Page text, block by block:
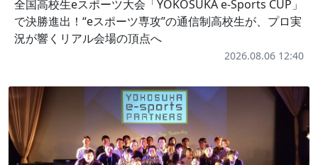
全国高校生eスポーツ大会「YOKOSUKA e-Sports CUP」
で決勝進出！“eスポーツ専攻”の通信制高校生が、プロ実
況が響くリアル会場の頂点へ
2026.08.06 12:40